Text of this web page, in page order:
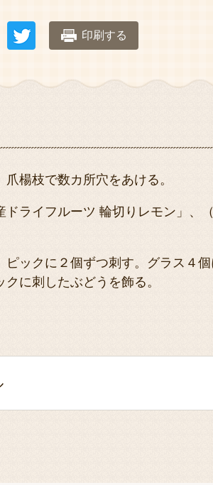
印刷する
楊枝で数カ所穴をあける。
ライフルーツ 輪切りレモン」、
ピックに２個ずつ刺す。グラス４
に刺したぶどうを飾る。